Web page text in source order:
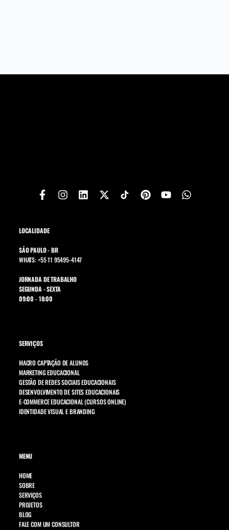
LOCALIDADE
SÃO PAULO - BR
WHATS: +55 11 95495-4147
JORNADA DE TRABALHO
SEGUNDA - SEXTA
09:00 - 18:00
SERVIÇOS
MACRO CAPTAÇÃO DE ALUNOS
MARKETING EDUCACIONAL
GESTÃO DE REDES SOCIAIS EDUCACIONAIS
DESENVOLVIMENTO DE SITES EDUCACIONAIS
E-COMMERCE EDUCACIONAL (CURSOS ONLINE)
IDENTIDADE VISUAL E BRANDING
MENU
HOME
SOBRE
SERVIÇOS
PROJETOS
BLOG
FALE COM UM CONSULTOR